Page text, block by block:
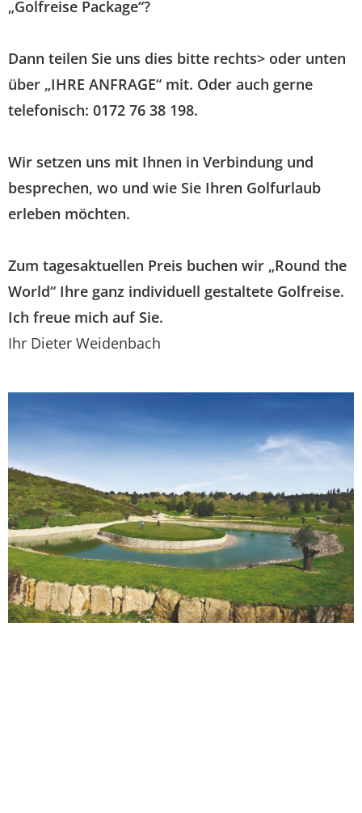
„Golfreise Package“?
Dann teilen Sie uns dies bitte rechts> oder unten
über „IHRE ANFRAGE“ mit. Oder auch gerne
telefonisch: 0172 76 38 198.
Wir setzen uns mit Ihnen in Verbindung und
besprechen, wo und wie Sie Ihren Golfurlaub
erleben möchten.
Zum tagesaktuellen Preis buchen wir „Round the
World“ Ihre ganz individuell gestaltete Golfreise.
Ich freue mich auf Sie.
Ihr Dieter Weidenbach